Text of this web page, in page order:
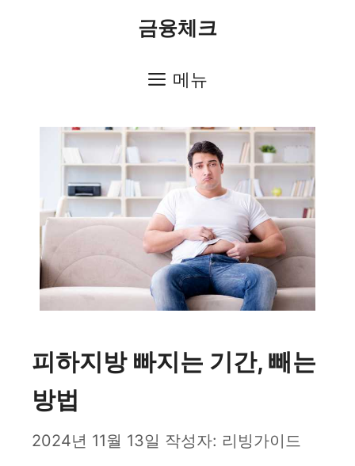
금융체크
메뉴
피하지방 빠지는 기간, 빼는
방법
2024년 11월 13일 작성자: 리빙가이드